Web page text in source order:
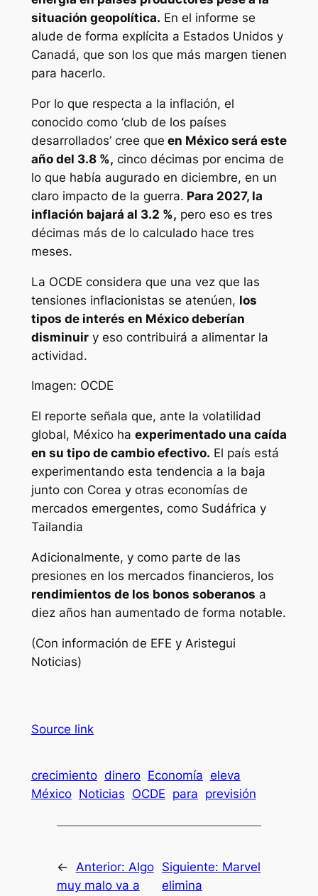
situación geopolítica. En el informe se
alude de forma explícita a Estados Unidos y
Canadá, que son los que más margen tienen
para hacerlo.
Por lo que respecta a la inflación, el
conocido como ‘club de los países
desarrollados’ cree que en México será este
año del 3.8 %, cinco décimas por encima de
lo que había augurado en diciembre, en un
claro impacto de la guerra. Para 2027, la
inflación bajará al 3.2 %, pero eso es tres
décimas más de lo calculado hace tres
meses.
La OCDE considera que una vez que las
tensiones inflacionistas se atenúen, los
tipos de interés en México deberían
disminuiry eso contribuirá a alimentar la
actividad.
Imagen: OCDE
El reporte señala que, ante la volatilidad
global, México ha experimentado una caída
en su tipo de cambio efectivo. El país está
experimentando esta tendencia a la baja
junto con Corea y otras economías de
mercados emergentes, como Sudáfrica y
Tailandia
Adicionalmente, y como parte de las
presiones en los mercados financieros, los
rendimientos de los bonos soberanos a
diez años han aumentado de forma notable.
(Con información de EFE y Aristegui
Noticias)
Source link
crecimiento dinero Economía eleva
México Noticias OCDE para previsión
← Anterior: Algo
muy malo va a
Siguiente: Marvel
elimina